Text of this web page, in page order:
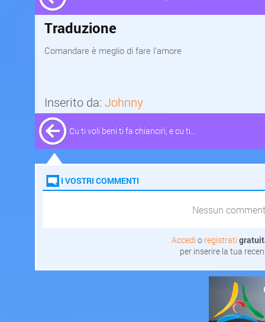
Traduzione
Comandare è meglio di fare l'amore
Inserito da: Johnny
Cu ti voli beni ti fa chianciri, e cu ti...
I VOSTRI COMMENTI
Nessun
Accedi o registrati
per inserire la tua